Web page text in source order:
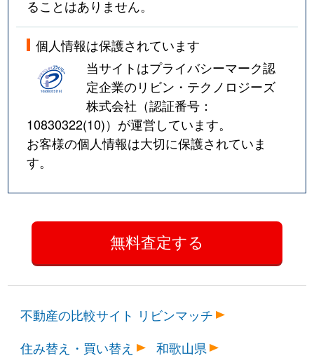
ることはありません。
個人情報は保護されています
当サイトはプライバシーマーク認
定企業のリビン・テクノロジーズ
株式会社（認証番号：
10830322(10)）が運営しています。
お客様の個人情報は大切に保護されていま
す。
不動産の比較サイト リビンマッチ
住み替え・買い替え
和歌山県